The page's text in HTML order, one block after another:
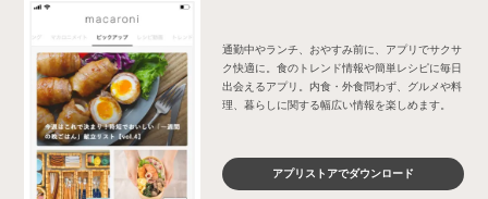
通勤中やランチ、おやすみ前に、アプリでサクサ
ク快適に。食のトレンド情報や簡単レシピに毎日
出会えるアプリ。内食・外食問わず、グルメや料
理、暮らしに関する幅広い情報を楽しめます。
アプリストアでダウンロード